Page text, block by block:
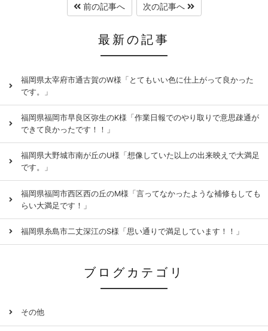
前の記事へ 次の記事へ
最新の記事
福岡県太宰府市通古賀のW様「とてもいい色に仕上がって良かった
です。」
福岡県福岡市早良区弥生のK様「作業日報でのやり取りで意思疎通が
できて良かったです！！」
福岡県大野城市南が丘のU様「想像していた以上の出来映えで大満足
です。」
福岡県福岡市西区西の丘のM様「言ってなかったような補修もしても
らい大満足です！」
福岡県糸島市二丈深江のS様「思い通りで満足しています！！」
ブログカテゴリ
その他